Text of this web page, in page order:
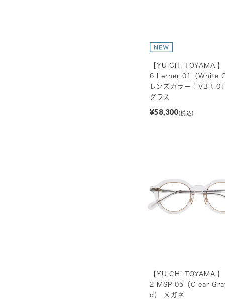
【YUICHI TOYAMA.
6 Lerner 01（White
レンズカラー：VBR-
グラス
¥58,300(税込)
【YUICHI TOYAMA.
2 MSP 05（Clear
d） メガネ